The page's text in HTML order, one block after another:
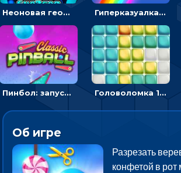
Неоновая геометрия: прыгай через препятствия и собирай шары Гиперказуалка Летающая чашка кофе: двигаться и собирать кубики сахара
Пинбол: запускать шарик, чтобы выбивать очки Головоломка 10х10
Об игре
Разрезать
конфетой в